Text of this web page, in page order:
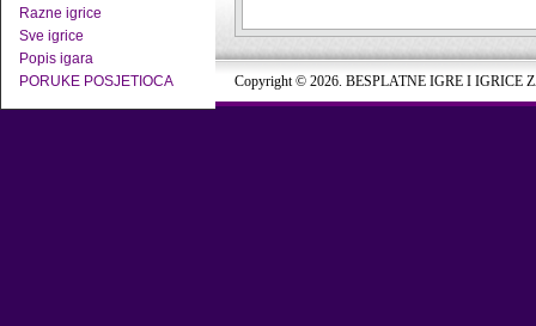
Razne igrice
Sve igrice
Popis igara
PORUKE POSJETIOCA
Copyright © 2026. BESPLATNE IGRE I IGRICE